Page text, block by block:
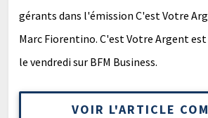
gérants dans l'émission C'est Votre
Marc Fiorentino. C'est Votre Argent
le vendredi sur BFM Business.
VOIR L'ARTICLE